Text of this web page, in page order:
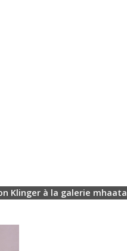
Klinger à la galerie mhaata